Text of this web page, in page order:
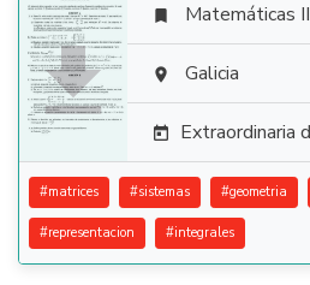

 Matemáticas II
 Galicia
 Extraordinaria
#matrices #sistemas #geometria
#representacion #integrales